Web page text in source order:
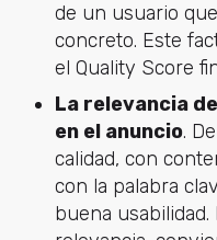
de un usuario
concreto. Este
el Quality Score
La relevancia
en el anuncio.
calidad, con
con la palabra
buena